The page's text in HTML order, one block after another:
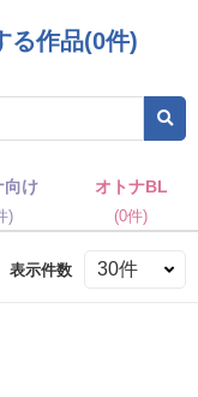
作品(0件)
向け
)
オトナBL
(0件)
表示件数